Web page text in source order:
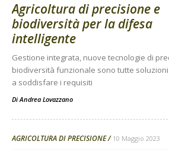
Agricoltura di precisione e
biodiversità per la difesa
intelligente
Gestione integrata, nuove tecnologie di
biodiversità funzionale sono tutte
a soddisfare i requisiti
DiAndrea Lovazzano
AGRICOLTURA DI PRECISIONE 10 Maggio 2023